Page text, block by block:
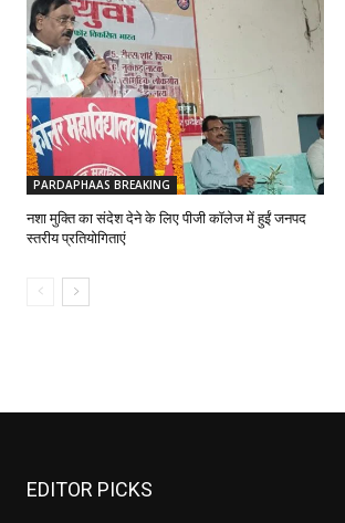
PARDAPHAAS BREAKING
नशा मुक्ति का संदेश देने के लिए पीजी कॉलेज में हुईं जनपद
स्तरीय प्रतियोगिताएं
EDITOR PICKS